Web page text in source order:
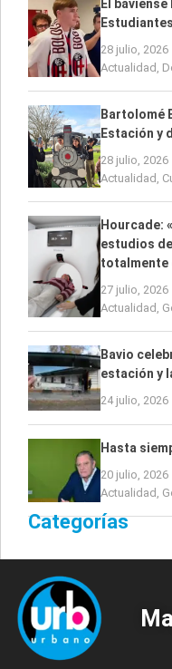
El
28 julio, 2026
Actualidad ,
Bartolomé
Estación y
28 julio, 2026
Actualidad ,
Hourcade:
estudios
totalmente
27 julio, 2026
Actualidad ,
Bavio
estación y
24 julio, 2026
Hasta
20 julio, 2026
Actualidad ,
Categorías